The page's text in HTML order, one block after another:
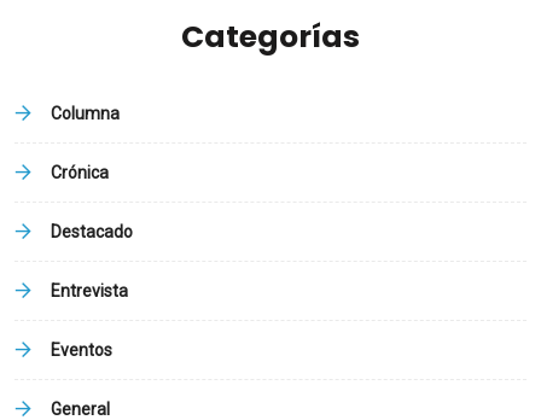
Categorías
Columna
Crónica
Destacado
Entrevista
Eventos
General